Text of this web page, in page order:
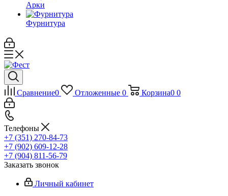
Арки
Фурнитура
Сравнение0 Отложенные 0 Корзина0 0
Телефоны
+7 (351) 270-84-73
+7 (902) 609-12-28
+7 (904) 811-56-79
Заказать звонок
Личный кабинет